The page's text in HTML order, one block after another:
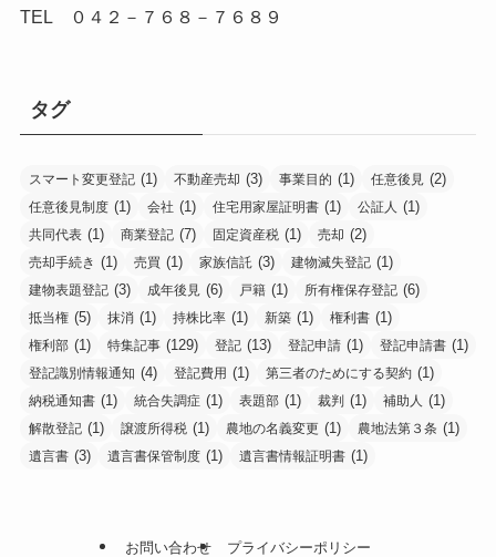
TEL ０４２－７６８－７６８９
タグ
スマート変更登記 (1) 不動産売却 (3) 事業目的 (1) 任意後見 (2)
任意後見制度 (1) 会社 (1) 住宅用家屋証明書 (1) 公証人 (1)
共同代表 (1) 商業登記 (7) 固定資産税 (1) 売却 (2)
売却手続き (1) 売買 (1) 家族信託 (3) 建物滅失登記 (1)
建物表題登記 (3) 成年後見 (6) 戸籍 (1) 所有権保存登記 (6)
抵当権 (5) 抹消 (1) 持株比率 (1) 新築 (1) 権利書 (1)
権利部 (1) 特集記事 (129) 登記 (13) 登記申請 (1) 登記申請書 (1)
登記識別情報通知 (4) 登記費用 (1) 第三者のためにする契約 (1)
納税通知書 (1) 統合失調症 (1) 表題部 (1) 裁判 (1) 補助人 (1)
解散登記 (1) 譲渡所得税 (1) 農地の名義変更 (1) 農地法第３条 (1)
遺言書 (3) 遺言書保管制度 (1) 遺言書情報証明書 (1)
お問い合わせ プライバシーポリシー